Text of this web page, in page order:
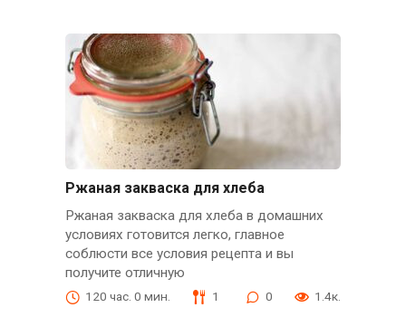
Ржаная закваска для хлеба
Ржаная закваска для хлеба в домашних
условиях готовится легко, главное
соблюсти все условия рецепта и вы
получите отличную
120 час. 0 мин. 1 0 1.4к.